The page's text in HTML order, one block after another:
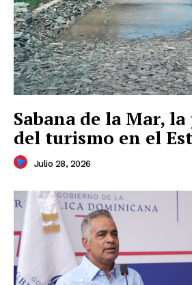
Sabana de la Mar,
del turismo en el
Julio 28, 2026